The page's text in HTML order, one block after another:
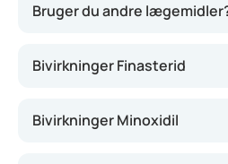
Bruger du andre
Bivirkninger Finasterid
Bivirkninger Minoxidil